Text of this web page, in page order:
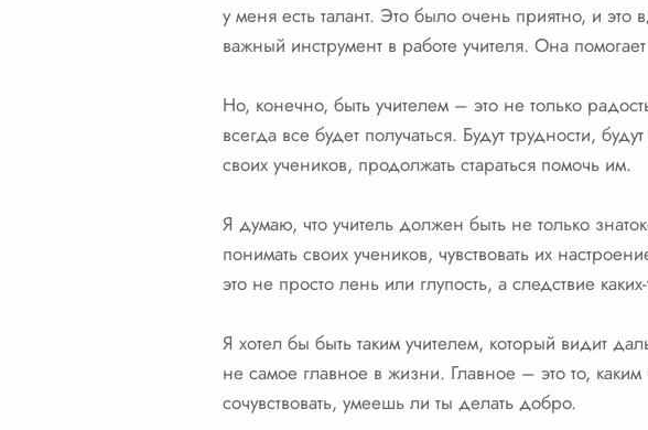
у меня есть талант. Это было очень приятно, и
важный инструмент в работе учителя. Она
Но, конечно, быть учителем – это не только
всегда все будет получаться. Будут трудности,
своих учеников, продолжать стараться помочь им.
Я думаю, что учитель должен быть не только
понимать своих учеников, чувствовать их
это не просто лень или глупость, а следствие
Я хотел бы быть таким учителем, который видит
не самое главное в жизни. Главное – это то,
сочувствовать, умеешь ли ты делать добро.